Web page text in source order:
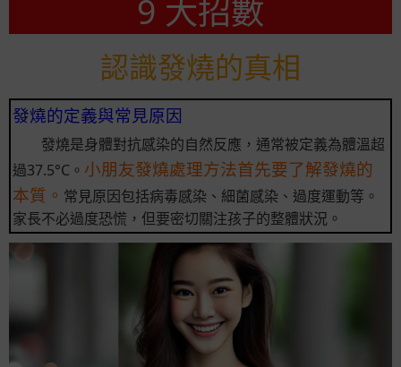
9 大招數
認識發燒的真相
發燒的定義與常見原因
發燒是身體對抗感染的自然反應，通常被定義為體溫超
過37.5°C。 小朋友發燒處理方法首先要了解發燒的
本質。 常見原因包括病毒感染、細菌感染、過度運動等。
家長不必過度恐慌，但要密切關注孩子的整體狀況。